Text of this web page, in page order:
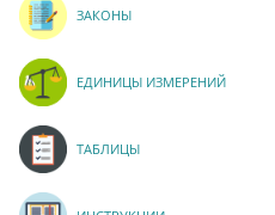
ЗАКОНЫ
ЕДИНИЦЫ ИЗМЕРЕНИЙ
ТАБЛИЦЫ